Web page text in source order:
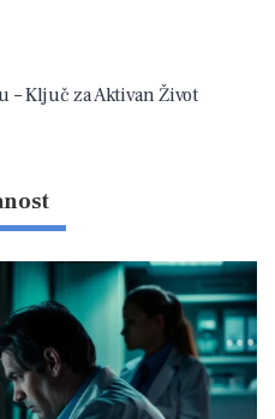
– Ključ za Aktivan Život